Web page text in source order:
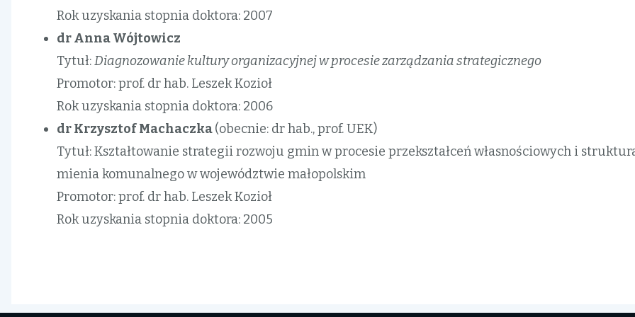
Rok uzyskania stopnia doktora: 2007
dr Anna Wójtowicz
Tytuł:Diagnozowanie kultury organizacyjnej w procesie zarządzania strategicznego
Promotor: prof. dr hab. Leszek Kozioł
Rok uzyskania stopnia doktora: 2006
dr Krzysztof Machaczka(obecnie: dr hab., prof. UEK)
Tytuł: Kształtowanie strategii rozwoju gmin w procesie przekształceń własnościowych i
mienia komunalnego w województwie małopolskim
Promotor: prof. dr hab. Leszek Kozioł
Rok uzyskania stopnia doktora: 2005